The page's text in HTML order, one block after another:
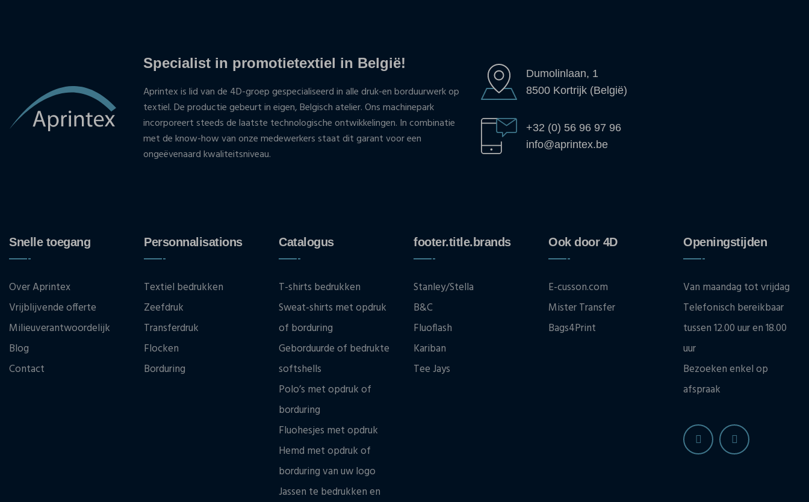
Specialist in promotietextiel in België!
Aprintex is lid van de 4D-groep gespecialiseerd in alle druk-en borduurwerk op
textiel. De productie gebeurt in eigen, Belgisch atelier. Ons machinepark
incorporeert steeds de laatste technologische ontwikkelingen. In combinatie
met de know-how van onze medewerkers staat dit garant voor een
ongeëvenaard kwaliteitsniveau.
Dumolinlaan, 1
8500 Kortrijk (België)
+32 (0) 56 96 97 96
info@aprintex.be
Snelle toegang
Over Aprintex
Vrijblijvende offerte
Milieuverantwoordelijk
Blog
Contact
Personnalisations
Textiel bedrukken
Zeefdruk
Transferdruk
Flocken
Borduring
Catalogus
T-shirts bedrukken
Sweat-shirts met opdruk
of borduring
Geborduurde of bedrukte
softshells
Polo’s met opdruk of
borduring
Fluohesjes met opdruk
Hemd met opdruk of
borduring van uw logo
Jassen te bedrukken en
footer.title.brands
Stanley/Stella
B&C
Fluoflash
Kariban
Tee Jays
Ook door 4D
E-cusson.com
Mister Transfer
Bags4Print
Openingstijden
Van maandag tot vrijdag
Telefonisch bereikbaar
tussen 12.00 uur en 18.00
uur
Bezoeken enkel op
afspraak